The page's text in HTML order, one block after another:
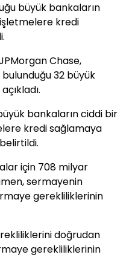
büyük bankaların
kredi
Chase,
32 büyük
bankaların ciddi bir
kredi sağlamaya
için 708 milyar
sermayenin
gerekliliklerinin
doğrudan
gerekliliklerinin